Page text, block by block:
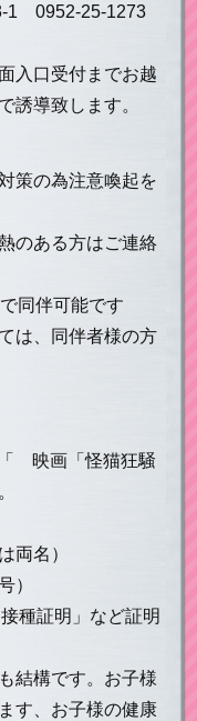
1 0952-25-1273
入口受付までお越
誘導致します。
策の為注意喚起を
のある方はご連絡
同伴可能です
は、同伴者様の方
映画「怪猫狂騒
両名）
）
種証明」など証明
結構です。お子様
す、お子様の健康